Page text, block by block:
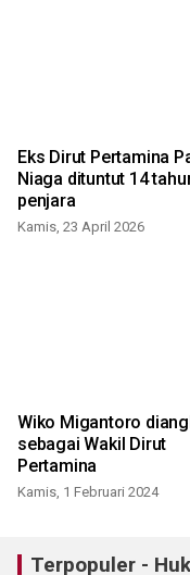
Eks Dirut Pertamina
Niaga dituntut 14
penjara
Kamis, 23 April 2026
Wiko Migantoro
sebagai Wakil Dirut
Pertamina
Kamis, 1 Februari 2024
Terpopuler -